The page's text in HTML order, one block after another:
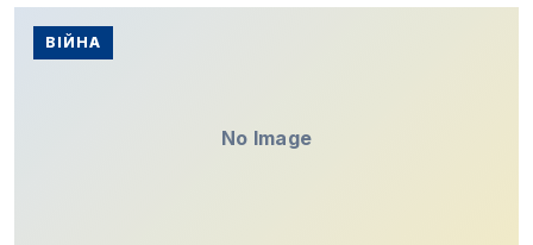
No Image
ВІЙНА